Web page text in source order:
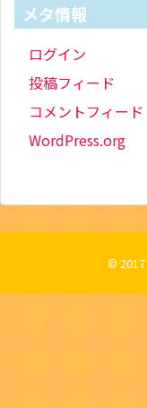
メタ情報
ログイン
投稿フィード
コメントフィード
WordPress.org
© 2017